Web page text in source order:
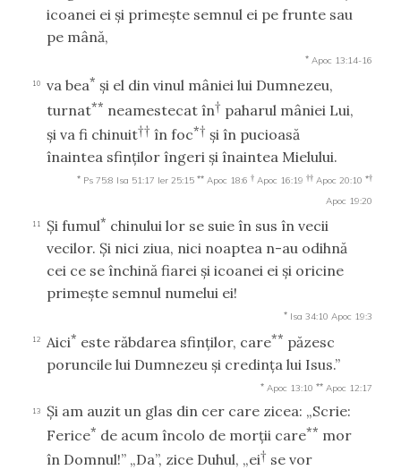
icoanei ei şi primeşte semnul ei pe frunte sau
pe mână,
* Apoc 13:14-16
10 va bea* şi el din vinul mâniei lui Dumnezeu,
turnat** neamestecat în† paharul mâniei Lui,
şi va fi chinuit†† în foc*† şi în pucioasă
înaintea sfinţilor îngeri şi înaintea Mielului.
* Ps 75:8 Isa 51:17 Ier 25:15 ** Apoc 18:6 † Apoc 16:19 †† Apoc 20:10 *†
Apoc 19:20
11 Şi fumul* chinului lor se suie în sus în vecii
vecilor. Şi nici ziua, nici noaptea n-au odihnă
cei ce se închină fiarei şi icoanei ei şi oricine
primeşte semnul numelui ei!
* Isa 34:10 Apoc 19:3
12 Aici* este răbdarea sfinţilor, care** păzesc
poruncile lui Dumnezeu şi credinţa lui Isus.”
* Apoc 13:10 ** Apoc 12:17
13
Şi am auzit un glas din cer care zicea: „Scrie:
Ferice* de acum încolo de morţii care** mor
în Domnul!” „Da”, zice Duhul, „ei† se vor